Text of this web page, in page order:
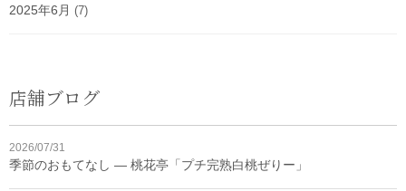
2025年6月 (7)
店舗ブログ
2026/07/31
季節のおもてなし ― 桃花亭「プチ完熟白桃ぜりー」